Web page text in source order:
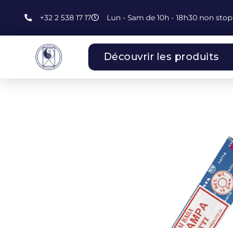
+32 2 538 17 17 Lun - Sam de 10h - 18h30 non stop
Découvrir les produits